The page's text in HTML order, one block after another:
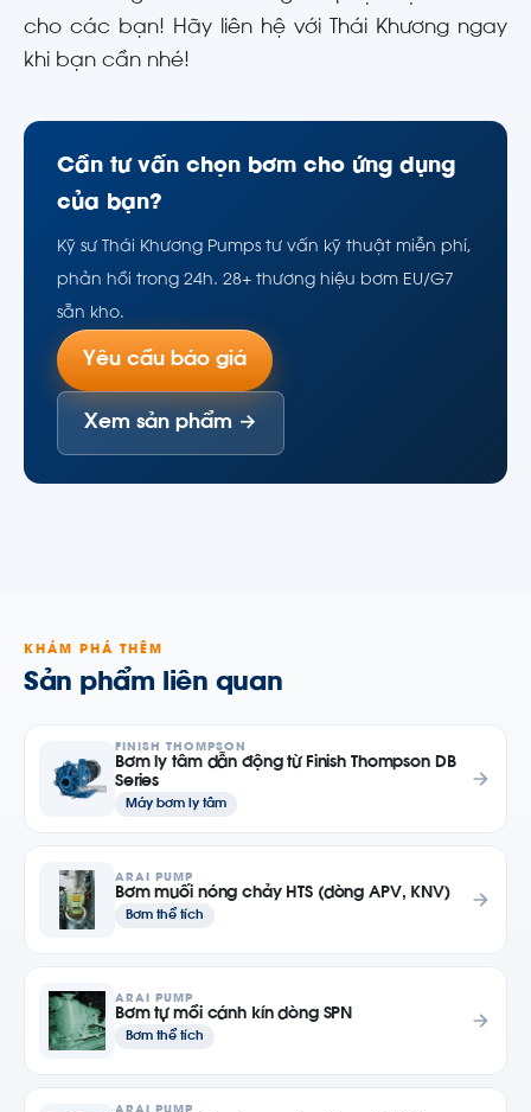
cho các bạn! Hãy liên hệ với Thái Khương ngay
khi bạn cần nhé!
Cần tư vấn chọn bơm cho ứng dụng
của bạn?
Kỹ sư Thái Khương Pumps tư vấn kỹ thuật miễn phí,
phản hồi trong 24h. 28+ thương hiệu bơm EU/G7
sẵn kho.
Yêu cầu báo giá
Xem sản phẩm →
KHÁM PHÁ THÊM
Sản phẩm liên quan
FINISH THOMPSON
Bơm ly tâm dẫn động từ Finish Thompson DB
Series
Máy bơm ly tâm
ARAI PUMP
Bơm muối nóng chảy HTS (dòng APV, KNV)
Bơm thể tích
ARAI PUMP
Bơm tự mồi cánh kín dòng SPN
Bơm thể tích